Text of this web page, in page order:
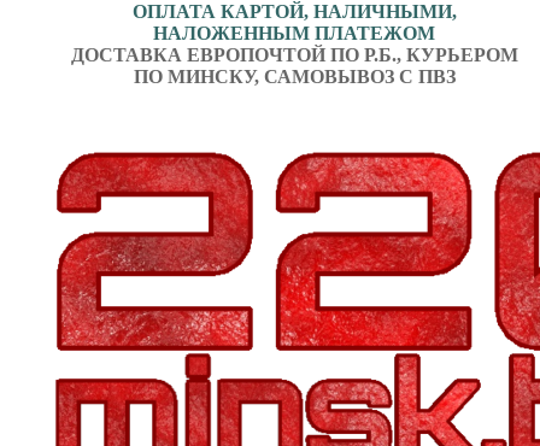
ОПЛАТА КАРТОЙ, НАЛИЧНЫМИ,
НАЛОЖЕННЫМ ПЛАТЕЖОМ
ДОСТАВКА ЕВРОПОЧТОЙ ПО Р.Б., КУРЬЕРОМ
ПО МИНСКУ, САМОВЫВОЗ С ПВЗ